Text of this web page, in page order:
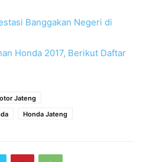
Banggakan Negeri di
Honda 2017, Berikut Daftar
Jateng
Honda Jateng